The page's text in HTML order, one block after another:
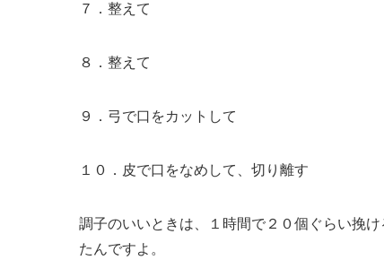
７．整えて
８．整えて
９．弓で口をカットして
１０．皮で口をなめして、切り離す
調子のいいときは、１時間で２０個ぐらい挽
たんですよ。